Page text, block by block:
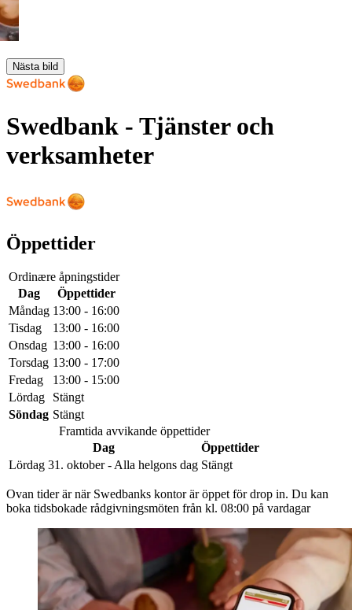
Nästa bild
Swedbank - Tjänster och
verksamheter
Öppettider
Ordinære åpningstider
Dag
Öppettider
Måndag 13:00 - 16:00
Tisdag
13:00 - 16:00
Onsdag 13:00 - 16:00
Torsdag 13:00 - 17:00
Fredag
13:00 - 15:00
Lördag
Stängt
Söndag Stängt
Framtida avvikande öppettider
Dag
Öppettider
Lördag 31. oktober - Alla helgons dag Stängt
Ovan tider är när Swedbanks kontor är öppet för drop in. Du kan
boka tidsbokade rådgivningsmöten från kl. 08:00 på vardagar